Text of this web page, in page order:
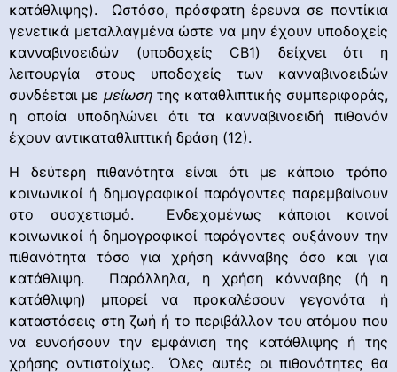
κατάθλιψης). Ωστόσο, πρόσφατη έρευνα σε ποντίκια
γενετικά μεταλλαγμένα ώστε να μην έχουν υποδοχείς
κανναβινοειδών (υποδοχείς CB1) δείχνει ότι η
λειτουργία στους υποδοχείς των κανναβινοειδών
συνδέεται με μείωσητης καταθλιπτικής συμπεριφοράς,
η οποία υποδηλώνει ότι τα κανναβινοειδή πιθανόν
έχουν αντικαταθλιπτική δράση (12).
Η δεύτερη πιθανότητα είναι ότι με κάποιο τρόπο
κοινωνικοί ή δημογραφικοί παράγοντες παρεμβαίνουν
στο συσχετισμό. Ενδεχομένως κάποιοι κοινοί
κοινωνικοί ή δημογραφικοί παράγοντες αυξάνουν την
πιθανότητα τόσο για χρήση κάνναβης όσο και για
κατάθλιψη. Παράλληλα, η χρήση κάνναβης (ή η
κατάθλιψη) μπορεί να προκαλέσουν γεγονότα ή
καταστάσεις στη ζωή ή το περιβάλλον του ατόμου που
να ευνοήσουν την εμφάνιση της κατάθλιψης ή της
χρήσης αντιστοίχως. Όλες αυτές οι πιθανότητες θα